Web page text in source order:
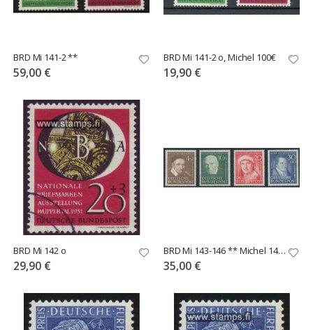
BRD Mi 141-2 **
59,00 €
BRD Mi 141-2 o, Michel 100€
19,90 €
BRD Mi 142 o
29,90 €
BRD Mi 143-146 ** Michel 140€
35,00 €